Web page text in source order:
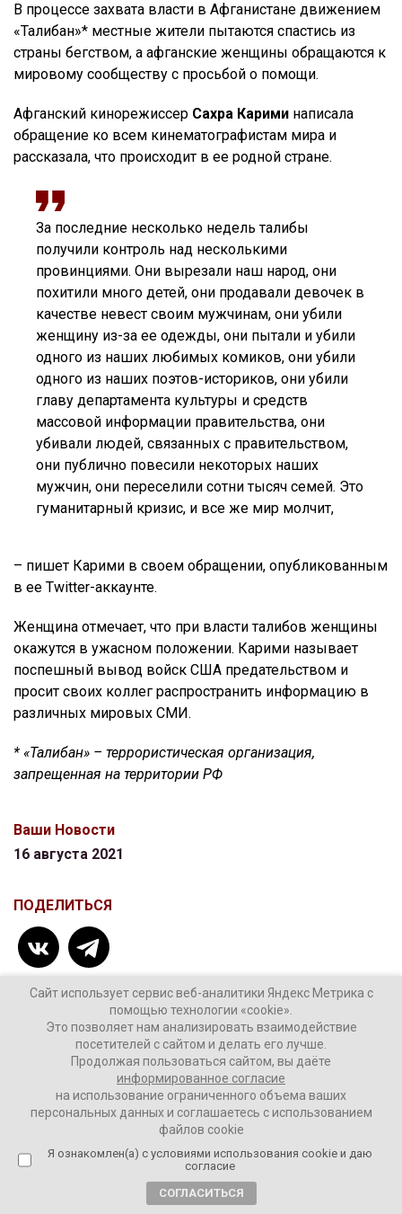
В процессе захвата власти в Афганистане движением
«Талибан»* местные жители пытаются спастись из
страны бегством, а афганские женщины обращаются к
мировому сообществу с просьбой о помощи.
Афганский кинорежиссер Сахра Карими написала
обращение ко всем кинематографистам мира и
рассказала, что происходит в ее родной стране.
За последние несколько недель талибы
получили контроль над несколькими
провинциями. Они вырезали наш народ, они
похитили много детей, они продавали девочек в
качестве невест своим мужчинам, они убили
женщину из-за ее одежды, они пытали и убили
одного из наших любимых комиков, они убили
одного из наших поэтов-историков, они убили
главу департамента культуры и средств
массовой информации правительства, они
убивали людей, связанных с правительством,
они публично повесили некоторых наших
мужчин, они переселили сотни тысяч семей. Это
гуманитарный кризис, и все же мир молчит,
– пишет Карими в своем обращении, опубликованным
в ее Twitter-аккаунте.
Женщина отмечает, что при власти талибов женщины
окажутся в ужасном положении. Карими называет
поспешный вывод войск США предательством и
просит своих коллег распространить информацию в
различных мировых СМИ.
* «Талибан» – террористическая организация,
запрещенная на территории РФ
Ваши Новости
16 августа 2021
ПОДЕЛИТЬСЯ
ТЕГИ: Афганистан
Комментировать
Сайт использует сервис веб-аналитики Яндекс Метрика с
помощью технологии «cookie».
Это позволяет нам анализировать взаимодействие
посетителей с сайтом и делать его лучше.
Продолжая пользоваться сайтом, вы даёте
информированное согласие
на использование ограниченного объема ваших
персональных данных и соглашаетесь с использованием
файлов cookie
Я ознакомлен(а) с условиями использования cookie и даю
согласие
СОГЛАСИТЬСЯ